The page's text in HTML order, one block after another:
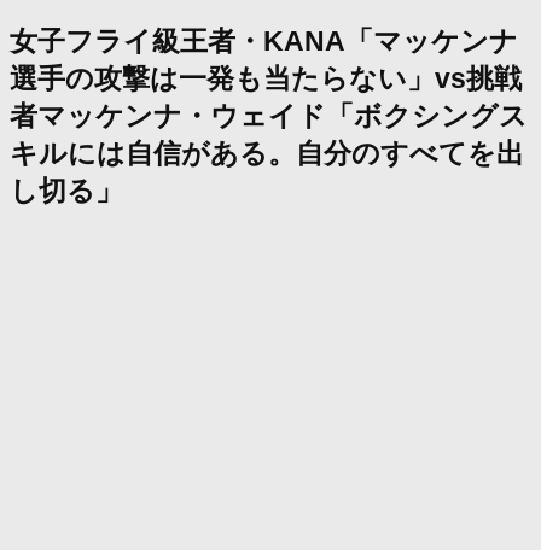
女子フライ級王者・KANA「マッケンナ
選手の攻撃は一発も当たらない」vs挑戦
者マッケンナ・ウェイド「ボクシングス
キルには自信がある。自分のすべてを出
し切る」